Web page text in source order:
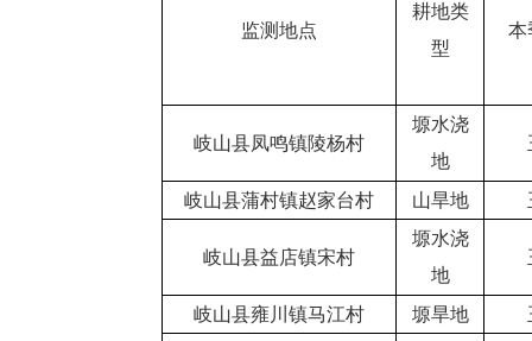
监测地点
耕地类
型
本
岐山县凤鸣镇陵杨村
塬水浇
地
岐山县蒲村镇赵家台村 山旱地
岐山县益店镇宋村
塬水浇
地
岐山县雍川镇马江村 塬旱地